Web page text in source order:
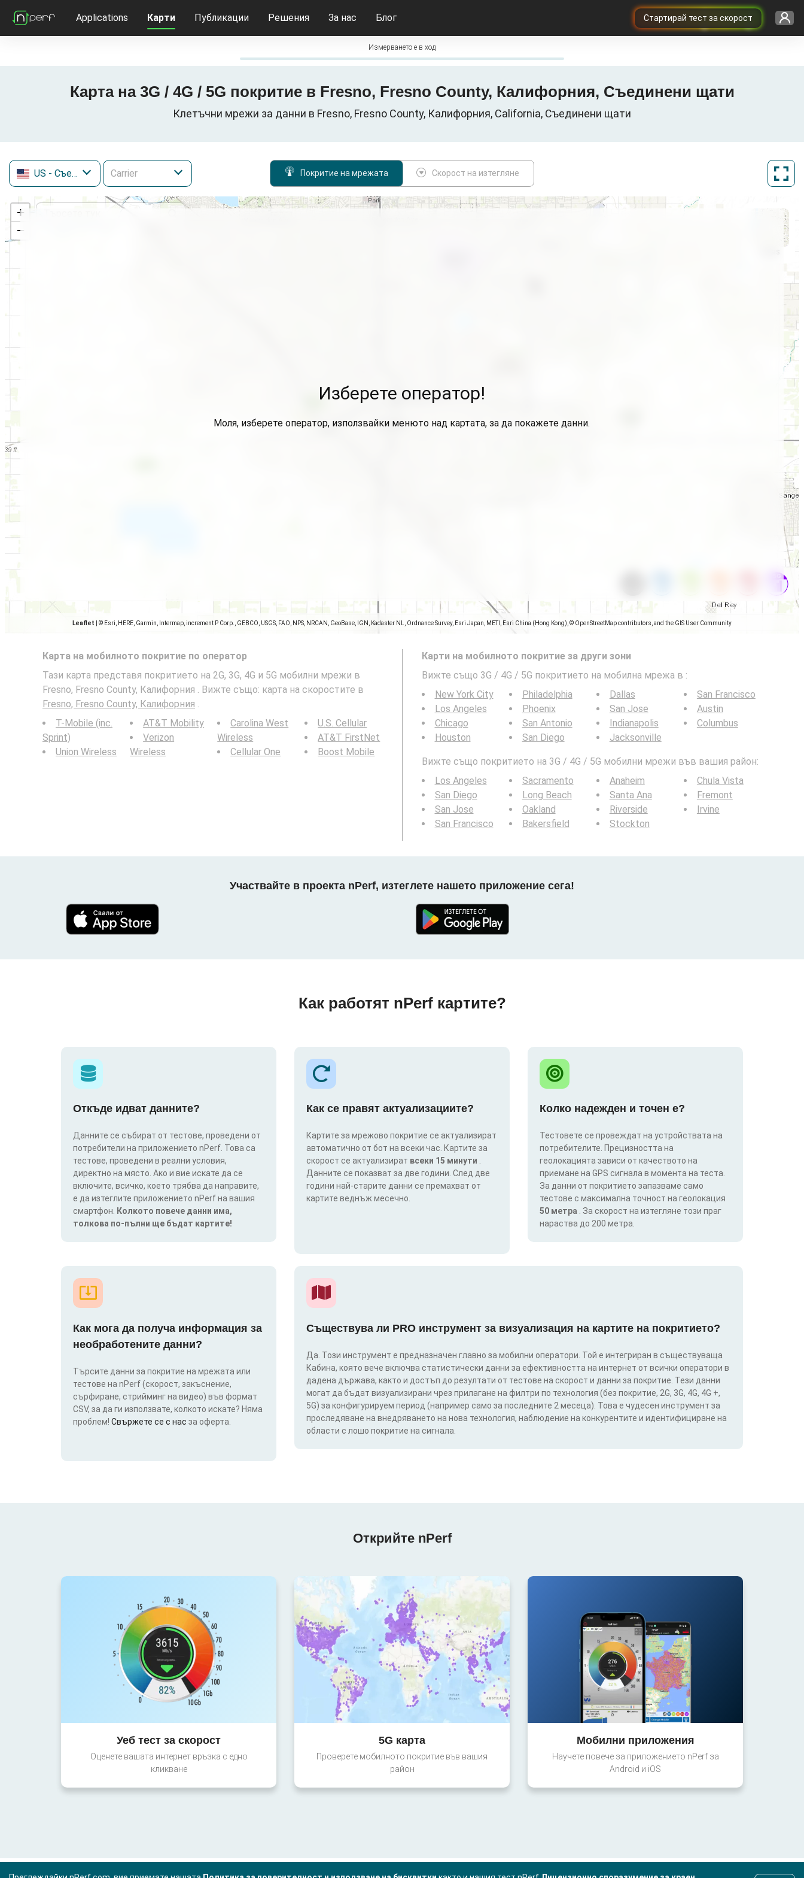
Cтартирай тест за скорост
Applications Карти Публикации Решения За нас Блог
Измерването е в ход
Карта на 3G / 4G / 5G покритие в Fresno, Fresno County, Калифорния, Съединени щати
Клетъчни мрежи за данни в Fresno, Fresno County, Калифорния, California, Съединени щати
US - Съединени щати Покритие на мрежата Скорост на изтегляне
+
−
Leaflet © Esri, HERE, Garmin, Intermap, increment P Corp., GEBCO, USGS, FAO, NPS, NRCAN, GeoBase, IGN, Kadaster NL, Ordnance Survey, Esri Japan, METI, Esri China (Hong Kong), © OpenStreetMap contributors, and the GIS User Community
Изберете оператор!
Моля, изберете оператор, използвайки менюто над картата, за да покажете данни.
Карта на мобилното покритие по оператор
Тази карта представя покритието на 2G, 3G, 4G и 5G мобилни мрежи в
Fresno, Fresno County, Калифорния . Вижте също: карта на скоростите в
Fresno, Fresno County, Калифорния .
T-Mobile (inc.
Sprint)
Union Wireless
AT&T Mobility
Verizon
Wireless
Carolina West
Wireless
Cellular One
U.S. Cellular
AT&T FirstNet
Boost Mobile
Карти на мобилното покритие за други зони
Вижте също 3G / 4G / 5G покритието на мобилна мрежа в :
New York City
Los Angeles
Chicago
Houston
Philadelphia
Phoenix
San Antonio
San Diego
Dallas
San Jose
Indianapolis
Jacksonville
San Francisco
Austin
Columbus
Вижте също покритието на 3G / 4G / 5G мобилни мрежи във вашия район:
Los Angeles
San Diego
San Jose
San Francisco
Sacramento
Long Beach
Oakland
Bakersfield
Anaheim
Santa Ana
Riverside
Stockton
Chula Vista
Fremont
Irvine
Участвайте в проекта nPerf, изтеглете нашето приложение сега!
Как работят nPerf картите?
Откъде идват данните?
Данните се събират от тестове, проведени от
потребители на приложението nPerf. Това са
тестове, проведени в реални условия,
директно на място. Ако и вие искате да се
включите, всичко, което трябва да направите,
е да изтеглите приложението nPerf на вашия
смартфон.
Колкото повече данни има,
толкова по-пълни ще бъдат картите!
Как се правят актуализациите?
Картите за мрежово покритие се актуализират
автоматично от бот на всеки час. Картите за
скорост се актуализират всеки 15 минути
Данните се показват за две години. След две
години най-старите данни се премахват от
картите веднъж месечно.
Колко надежден и точен е?
Тестовете се провеждат на устройствата на
потребителите. Прецизността на
геолокацията зависи от качеството на
приемане на GPS сигнала в момента на теста.
За данни от покритието запазваме само
тестове с максимална точност на геолокация
50 метра
. За скорост на изтегляне този праг
нараства до 200 метра.
Как мога да получа информация за
необработените данни?
Търсите данни за покритие на мрежата или
тестове на nPerf (скорост, закъснение,
сърфиране, стрийминг на видео) във формат
CSV, за да ги използвате, колкото искате? Няма
проблем! Свържете се с нас за оферта.
Съществува ли PRO инструмент за визуализация на картите на покритието?
Да. Този инструмент е предназначен главно за мобилни оператори. Той е интегриран в съществуваща
Кабина, която вече включва статистически данни за ефективността на интернет от всички оператори в
дадена държава, както и достъп до резултати от тестове на скорост и данни за покритие. Тези данни
могат да бъдат визуализирани чрез прилагане на филтри по технология (без покритие, 2G, 3G, 4G, 4G +,
5G) за конфигурируем период (например само за последните 2 месеца). Това е чудесен инструмент за
проследяване на внедряването на нова технология, наблюдение на конкурентите и идентифициране на
области с лошо покритие на сигнала.
Открийте nPerf
Уеб тест за скорост
Оценете вашата интернет връзка с едно
кликване
5G карта
Проверете мобилното покритие във вашия
район
Мобилни приложения
Научете повече за приложението nPerf за
Android и iOS